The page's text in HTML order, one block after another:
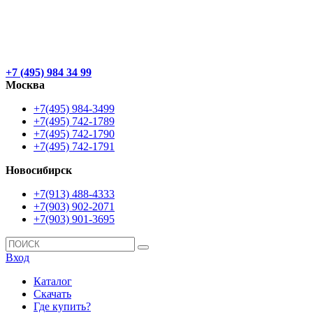
+7 (495) 984 34 99
Москва
+7(495) 984-3499
+7(495) 742-1789
+7(495) 742-1790
+7(495) 742-1791
Новосибирск
+7(913) 488-4333
+7(903) 902-2071
+7(903) 901-3695
Вход
Каталог
Скачать
Где купить?